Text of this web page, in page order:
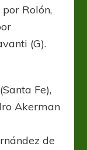
Rolón,
(G).
Fe),
Akerman
de